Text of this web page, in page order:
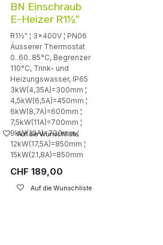
Auf die Wunschliste
BN Einschraub
E-Heizer R1½"
R1½" ¦ 3x400V ¦ PN06
Äusserer Thermostat
0..60..85°C, Begrenzer
110°C, Trink- und
Heizungswasser, IP65
3kW(4,35A)=300mm ¦
4,5kW(6,5A)=450mm ¦
6kW(8,7A)=600mm ¦
7,5kW(11A)=700mm ¦
9kW(13A)=700mm ¦
12kW(17,5A)=850mm ¦
15kW(21,8A)=850mm
CHF 189,00
Auf die Wunschliste